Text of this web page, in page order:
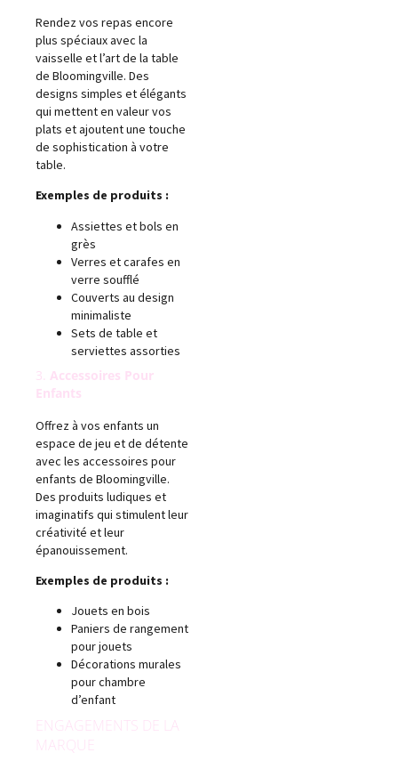
Rendez vos repas encore
plus spéciaux avec la
vaisselle et l’art de la table
de Bloomingville. Des
designs simples et élégants
qui mettent en valeur vos
plats et ajoutent une touche
de sophistication à votre
table.
Exemples de produits :
Assiettes et bols en
grès
Verres et carafes en
verre soufflé
Couverts au design
minimaliste
Sets de table et
serviettes assorties
3. Accessoires Pour
Enfants
Offrez à vos enfants un
espace de jeu et de détente
avec les accessoires pour
enfants de Bloomingville.
Des produits ludiques et
imaginatifs qui stimulent leur
créativité et leur
épanouissement.
Exemples de produits :
Jouets en bois
Paniers de rangement
pour jouets
Décorations murales
pour chambre
d’enfant
ENGAGEMENTS DE LA
MARQUE